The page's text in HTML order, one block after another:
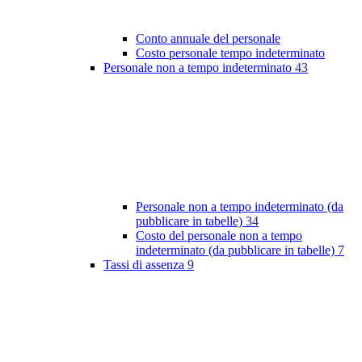
Conto annuale del personale
Costo personale tempo indeterminato
Personale non a tempo indeterminato 43
Personale non a tempo indeterminato (da
pubblicare in tabelle) 34
Costo del personale non a tempo
indeterminato (da pubblicare in tabelle) 7
Tassi di assenza 9